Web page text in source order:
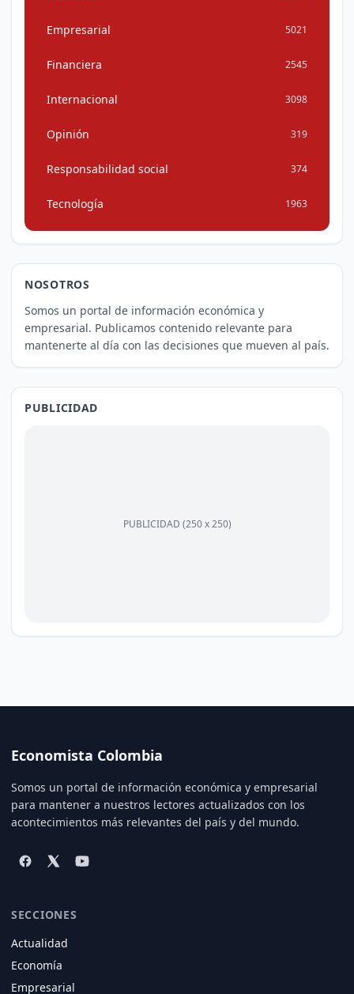
Empresarial 5021
Financiera 2545
Internacional 3098
Opinión 319
Responsabilidad social 374
Tecnología 1963
NOSOTROS
Somos un portal de información económica y
empresarial. Publicamos contenido relevante para
mantenerte al día con las decisiones que mueven al país.
PUBLICIDAD
PUBLICIDAD (250 x 250)
Economista Colombia
Somos un portal de información económica y empresarial
para mantener a nuestros lectores actualizados con los
acontecimientos más relevantes del país y del mundo.
SECCIONES
Actualidad
Economía
Empresarial